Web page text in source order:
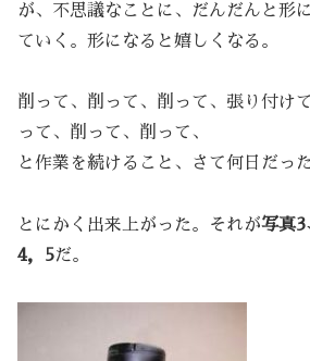
が、不思議なことに、だんだんと形
ていく。形になると嬉しくなる。
削って、削って、削って、張り付け
って、削って、削って、
と作業を続けること、さて何日だった
とにかく出来上がった。それが写真3
4，5だ。